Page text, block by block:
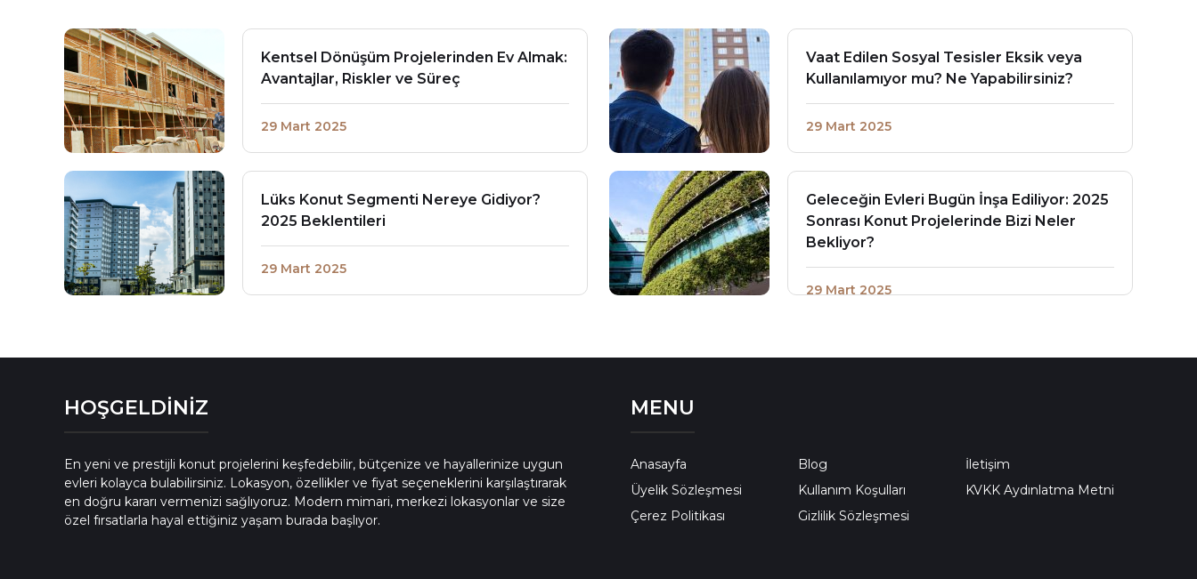
Kentsel Dönüşüm Projelerinden Ev Almak:
Avantajlar, Riskler ve Süreç
29 Mart 2025
Vaat Edilen Sosyal Tesisler Eksik veya
Kullanılamıyor mu? Ne Yapabilirsiniz?
29 Mart 2025
Lüks Konut Segmenti Nereye Gidiyor?
2025 Beklentileri
29 Mart 2025
Geleceğin Evleri Bugün İnşa Ediliyor: 2025
Sonrası Konut Projelerinde Bizi Neler
Bekliyor?
29 Mart 2025
HOŞGELDİNİZ
En yeni ve prestijli konut projelerini keşfedebilir, bütçenize ve hayallerinize uygun
evleri kolayca bulabilirsiniz. Lokasyon, özellikler ve fiyat seçeneklerini karşılaştırarak
en doğru kararı vermenizi sağlıyoruz. Modern mimari, merkezi lokasyonlar ve size
özel fırsatlarla hayal ettiğiniz yaşam burada başlıyor.
MENU
Anasayfa Blog
İletişim
Üyelik Sözleşmesi
Kullanım Koşulları
KVKK Aydınlatma Metni
Çerez Politikası
Gizlilik Sözleşmesi